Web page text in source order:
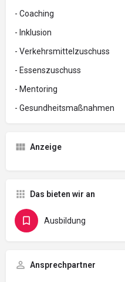
- Coaching
- Inklusion
- Verkehrsmittelzuschuss
- Essenszuschuss
- Mentoring
- Gesundheitsmaßnahmen
Anzeige
Das bieten wir an
Ausbildung
Ansprechpartner